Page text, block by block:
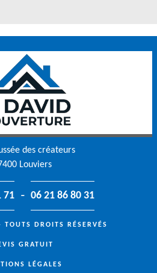
des créateurs
Louviers
71 - 06 21 86 80 31
DROITS RÉSERVÉS
GRATUIT
LÉGALES